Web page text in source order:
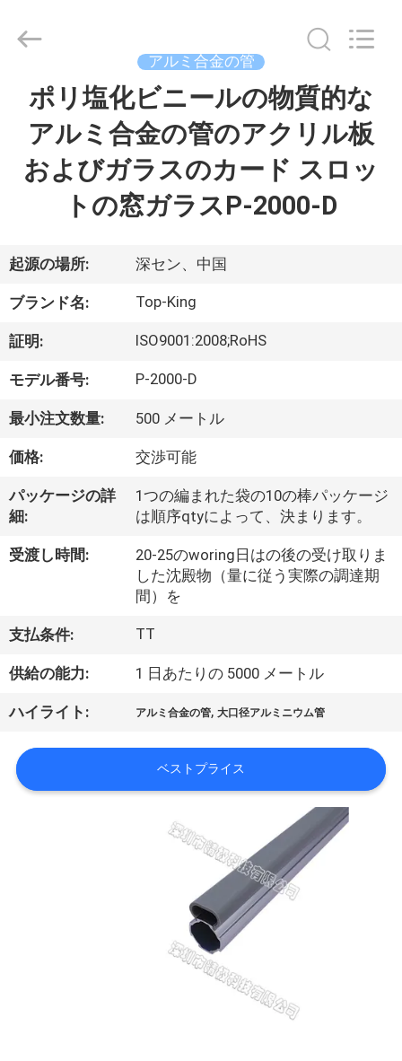
わ
た
し
た
に
つ
い
工
場
ツ
ア
ー
Copyright
Shenzhen
Technology
Rights
Reserved.
アルミ合金の管
ポリ塩化ビニールの物質的な
アルミ合金の管のアクリル板
およびガラスのカード スロッ
トの窓ガラスP-2000-D
起源の場所: 深セン、中国
ブランド名: Top-King
証明: ISO9001:2008;RoHS
モデル番号: P-2000-D
最小注文数量: 500 メートル
価格: 交渉可能
パッケージの詳
細:
1つの編まれた袋の10の棒パッケージ
は順序qtyによって、決まります。
受渡し時間:
20-25のworing日はの後の受け取りま
した沈殿物（量に従う実際の調達期
間）を
支払条件: TT
供給の能力: 1 日あたりの 5000 メートル
ハイライト: アルミ合金の管,大口径アルミニウム管
ベストプライス